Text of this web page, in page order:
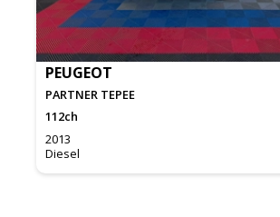
PEUGEOT
PARTNER TEPEE
112ch
2013
Diesel